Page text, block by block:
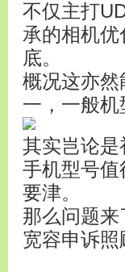
不仅主打
承的相机优
底。
概况这亦
一，一般机
其实岂论
手机型号
要津。
那么问题
宽容申诉照